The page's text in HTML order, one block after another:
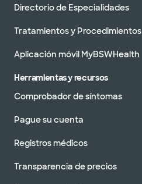
Directorio de Especialidades
Tratamientos y Procedimientos
Aplicación móvil MyBSWHealth
Herramientas y recursos
Comprobador de síntomas
Pague su cuenta
Registros médicos
Transparencia de precios